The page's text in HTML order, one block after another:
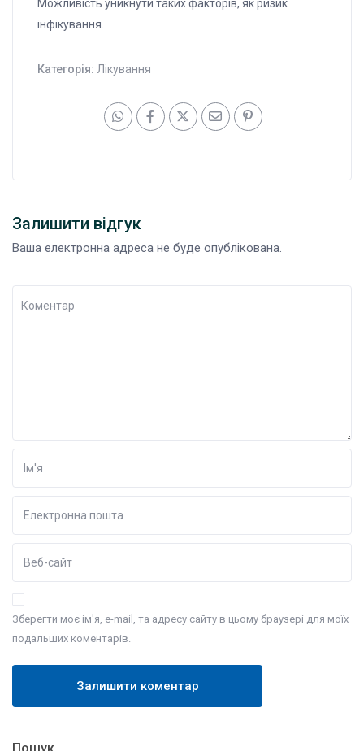
Можливість уникнути таких факторів, як ризик
інфікування.
Категорія:Лікування
Залишити відгук
Ваша електронна адреса не буде опублікована.
Зберегти моє ім'я, e-mail, та адресу сайту в цьому браузері для моїх
подальших коментарів.